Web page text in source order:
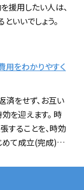
援用したい人は、
いいでしょう。
用をわかりやすく
済をせず、お互い
を迎えます。 時
することを、時効
めて成立(完成)…